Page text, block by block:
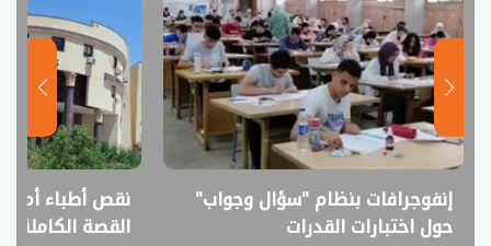
نقص أطباء أم فائض خريجين؟..
القصة الكاملة لمقترح خفض القبول
انفوجراف..
في امتحانات